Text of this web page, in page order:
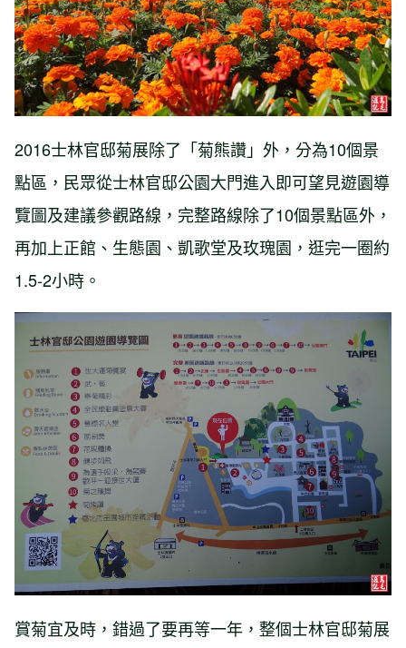
2016士林官邸菊展除了「菊熊讚」外，分為10個景
點區，民眾從士林官邸公園大門進入即可望見遊園導
覽圖及建議參觀路線，完整路線除了10個景點區外，
再加上正館、生態園、凱歌堂及玫瑰園，逛完一圈約
1.5-2小時。
賞菊宜及時，錯過了要再等一年，整個士林官邸菊展